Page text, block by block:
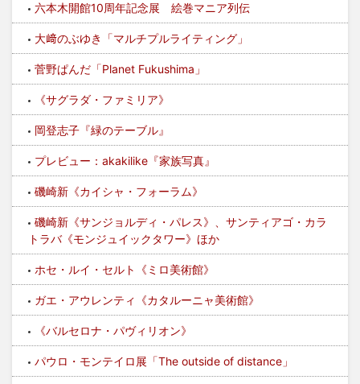
六本木開館10周年記念展 絵巻マニア列伝
大﨑のぶゆき「マルチプルライティング」
菅野ぱんだ「Planet Fukushima」
《サグラダ・ファミリア》
岡登志子『緑のテーブル』
プレビュー：akakilike『家族写真』
磯崎新《カイシャ・フォーラム》
磯崎新《サンジョルディ・パレス》、サンティアゴ・カラ
トラバ《モンジュイックタワー》ほか
ホセ・ルイ・セルト《ミロ美術館》
ガエ・アウレンティ《カタルーニャ美術館》
《バルセロナ・パヴィリオン》
パウロ・モンテイロ展「The outside of distance」